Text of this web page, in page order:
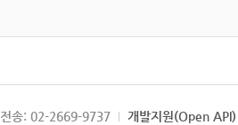
전송: 02-2669-9737 개발지원(Open API)